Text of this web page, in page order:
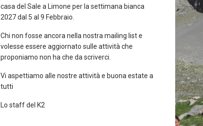
casa del Sale a Limone per la settimana bianca
2027 dal 5 al 9 Febbraio.
Chi non fosse ancora nella nostra mailing list e
volesse essere aggiornato sulle attività che
proponiamo non ha che da scriverci.
Vi aspettiamo alle nostre attività e buona estate a
tutti
Lo staff del K2